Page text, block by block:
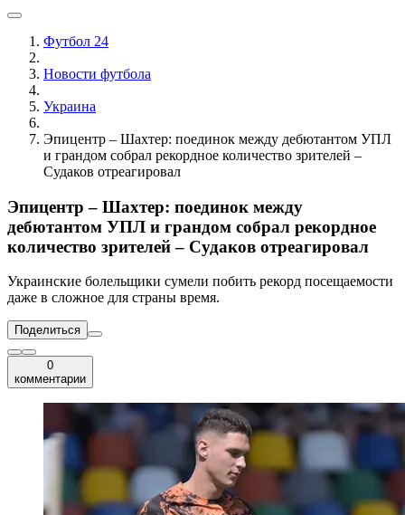
Футбол 24
Новости футбола
Украина
Эпицентр – Шахтер: поединок между дебютантом УПЛ
и грандом собрал рекордное количество зрителей –
Судаков отреагировал
Эпицентр – Шахтер: поединок между
дебютантом УПЛ и грандом собрал рекордное
количество зрителей – Судаков отреагировал
Украинские болельщики сумели побить рекорд посещаемости
даже в сложное для страны время.
Поделиться
0
комментарии